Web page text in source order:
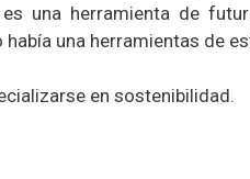
una herramienta de
una herramientas de
en sostenibilidad.